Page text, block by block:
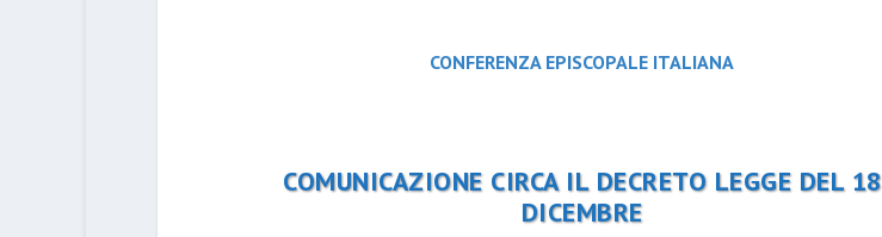
CONFERENZA EPISCOPALE ITALIANA
COMUNICAZIONE CIRCA IL DECRETO LEGGE DEL 18
DICEMBRE